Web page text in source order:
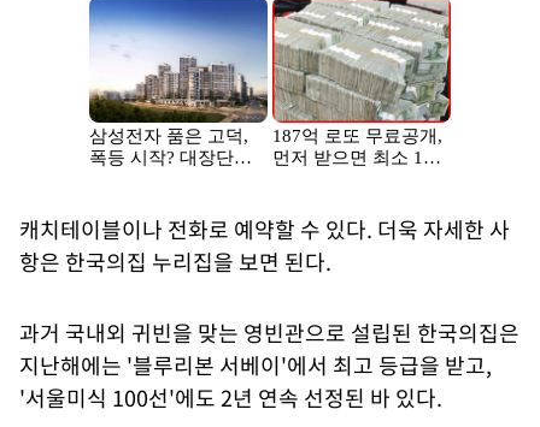
캐치테이블이나 전화로 예약할 수 있다. 더욱 자세한 사
항은 한국의집 누리집을 보면 된다.
과거 국내외 귀빈을 맞는 영빈관으로 설립된 한국의집은
지난해에는 '블루리본 서베이'에서 최고 등급을 받고,
'서울미식 100선'에도 2년 연속 선정된 바 있다.